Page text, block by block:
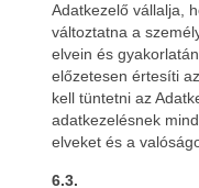
Adatkezelő vállalja,
változtatna a
elvein és
előzetesen értesíti
kell tüntetni az
adatkezelésnek
elveket és a
6.3.